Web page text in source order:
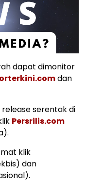
dapat dimonitor
dan
serentak di
Persrilis.com
klik
dan